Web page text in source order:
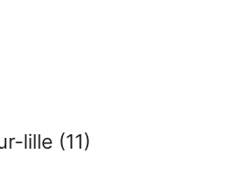
lille (11)